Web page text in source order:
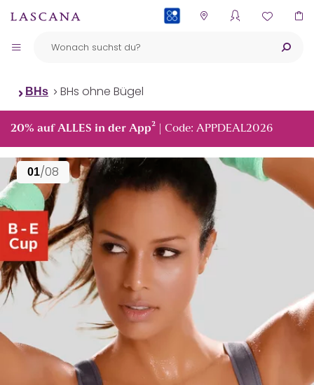
BHs BHs ohne Bügel
20% auf ALLES in der App² | Code: APPDEAL2026
01/08